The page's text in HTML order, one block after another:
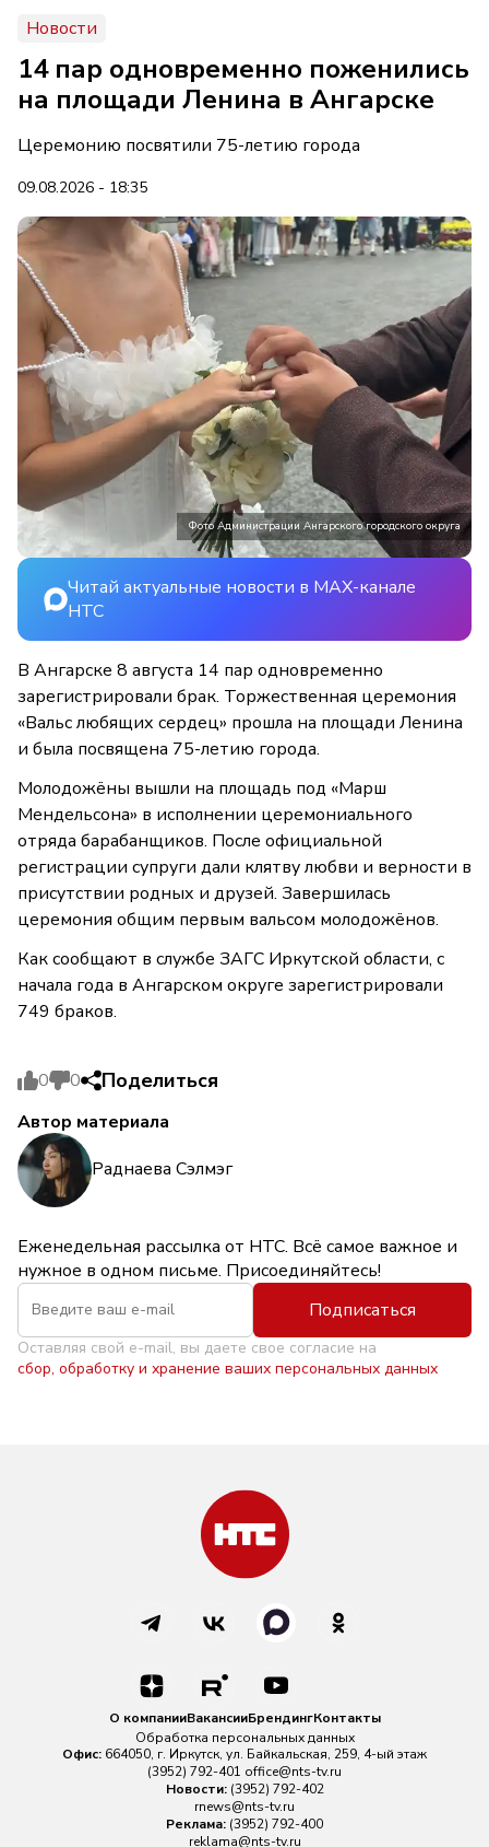
Новости
14 пар одновременно поженились
на площади Ленина в Ангарске
Церемонию посвятили 75-летию города
09.08.2026 - 18:35
Фото Администрации Ангарского городского округа
Читай актуальные новости в MAX-канале
НТС
В Ангарске 8 августа 14 пар одновременно
зарегистрировали брак. Торжественная церемония
«Вальс любящих сердец» прошла на площади Ленина
и была посвящена 75-летию города.
Молодожёны вышли на площадь под «Марш
Мендельсона» в исполнении церемониального
отряда барабанщиков. После официальной
регистрации супруги дали клятву любви и верности в
присутствии родных и друзей. Завершилась
церемония общим первым вальсом молодожёнов.
Как сообщают в службе ЗАГС Иркутской области, с
начала года в Ангарском округе зарегистрировали
749 браков.
0 0 Поделиться
Автор материала
Раднаева Сэлмэг
Еженедельная рассылка от НТС. Всё самое важное и
нужное в одном письме. Присоединяйтесь!
Подписаться
Оставляя свой e-mail, вы даете свое согласие на
сбор, обработку и хранение ваших персональных данных
О компанииВакансииБрендингКонтакты
Обработка персональных данных
Офис: 664050, г. Иркутск, ул. Байкальская, 259, 4-ый этаж
(3952) 792-401 office@nts-tv.ru
Новости: (3952) 792-402
rnews@nts-tv.ru
Реклама: (3952) 792-400
reklama@nts-tv.ru